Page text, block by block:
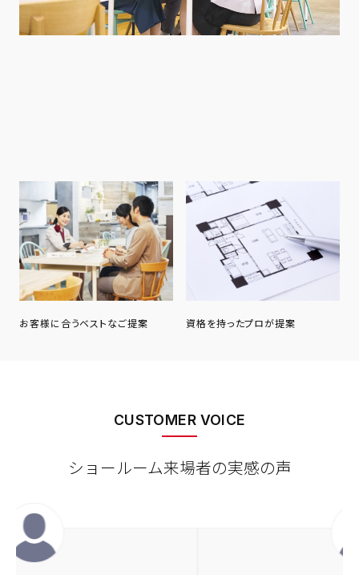
お客様に合うベストなご提案 資格を持ったプロが提案
CUSTOMER VOICE
ショールーム来場者の実感の声